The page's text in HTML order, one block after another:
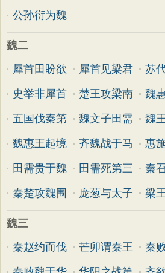
公孙衍为魏
魏二
犀首田盼欲
犀首见梁君 苏
史举非犀首 楚王攻梁南 魏
五国伐秦第 魏文子田需 魏
魏惠王起境 齐魏战于马 惠
田需贵于魏 田需死第三 秦
秦楚攻魏围 庞葱与太子 梁
魏三
秦赵约而伐
芒卯谓秦王 秦